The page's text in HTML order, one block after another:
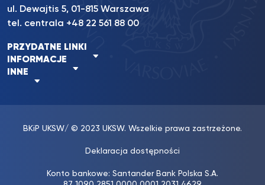
ul. Dewajtis 5, 01-815 Warszawa
tel. centrala +48 22 561 88 00
PRZYDATNE LINKI
INFORMACJE
INNE
BKiP UKSW/ © 2023 UKSW. Wszelkie prawa zastrzeżone.
Deklaracja dostępności
Konto bankowe: Santander Bank Polska S.A.